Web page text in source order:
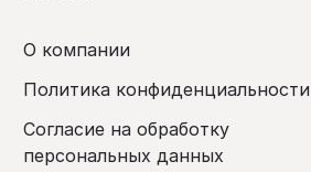
О компании
Политика конфиденциальности
Согласие на обработку
персональных данных